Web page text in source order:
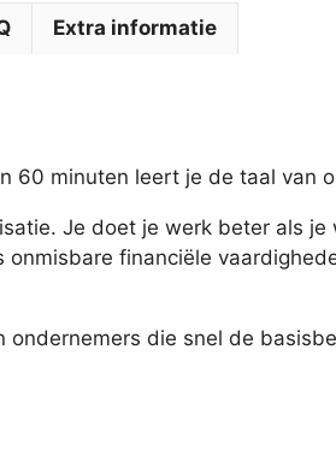
Extra informatie
60 minuten leert je de taal van
Je doet je werk beter als
onmisbare financiële
ondernemers die snel de